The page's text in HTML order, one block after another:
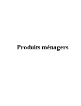
Produits ménagers